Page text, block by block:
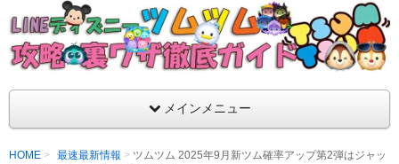
LINEディズニー ツムツム攻略・裏ワザ徹底
支持率No1！痒いところに手が届くツムツム攻略サイト！新ツ
ラ評価も丁寧に解説！ツムツムを120％楽しめるサイトを目指し
メインメニュー
HOME 最速最新情報
ツムツム 2025年9月新ツム確率アップ第2弾はジャッ